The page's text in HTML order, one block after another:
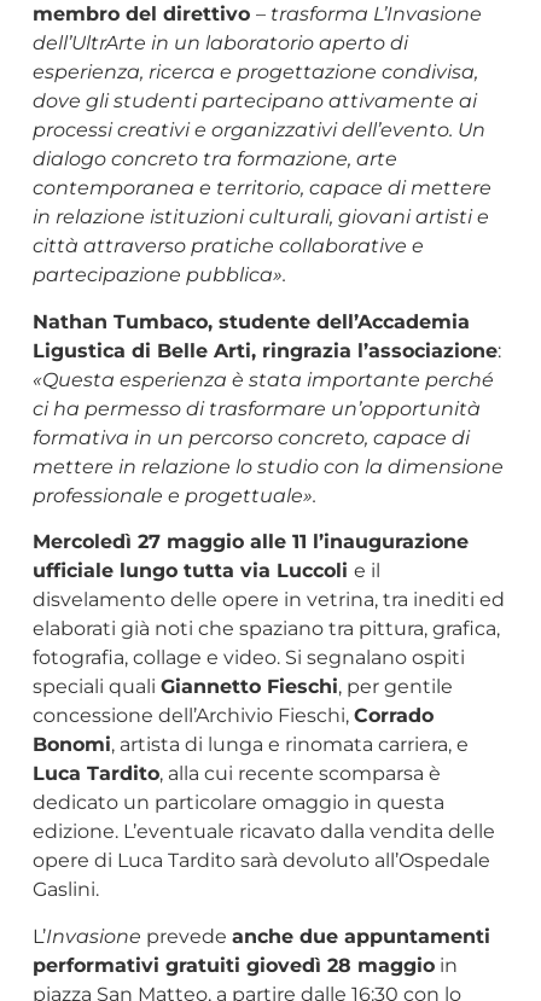
membro del direttivo –trasforma L’Invasione
dell’UltrArte in un laboratorio aperto di
esperienza, ricerca e progettazione condivisa,
dove gli studenti partecipano attivamente ai
processi creativi e organizzativi dell’evento. Un
dialogo concreto tra formazione, arte
contemporanea e territorio, capace di mettere
in relazione istituzioni culturali, giovani artisti e
città attraverso pratiche collaborative e
partecipazione pubblica».
Nathan Tumbaco, studente dell’Accademia
Ligustica di Belle Arti, ringrazia l’associazione:
«Questa esperienza è stata importante perché
ci ha permesso di trasformare un’opportunità
formativa in un percorso concreto, capace di
mettere in relazione lo studio con la dimensione
professionale e progettuale».
Mercoledì 27 maggio alle 11 l’inaugurazione
ufficiale lungo tutta via Luccoli e il
disvelamento delle opere in vetrina, tra inediti ed
elaborati già noti che spaziano tra pittura, grafica,
fotografia, collage e video. Si segnalano ospiti
speciali quali Giannetto Fieschi, per gentile
concessione dell’Archivio Fieschi, Corrado
Bonomi, artista di lunga e rinomata carriera, e
Luca Tardito, alla cui recente scomparsa è
dedicato un particolare omaggio in questa
edizione. L’eventuale ricavato dalla vendita delle
opere di Luca Tardito sarà devoluto all’Ospedale
Gaslini.
L’Invasione prevede anche due appuntamenti
performativi gratuiti giovedì 28 maggioin
piazza San Matteo, a partire dalle 16:30 con lo